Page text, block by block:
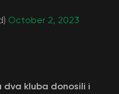
October 2, 2023
dva kluba donosili i